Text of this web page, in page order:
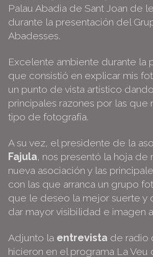
Palau Abadia de Sant Joan de
durante la presentación del
Abadesses.
Excelente ambiente durante la
que consistió en explicar mis
un punto de vista artístico
principales razones por las que
tipo de fotografía.
A su vez, el presidente de la
Fajula, nos presentó la hoja de
nueva asociación y las
con las que arranca un grupo
que le deseo la mejor suerte y
dar mayor visibilidad e imagen
Adjunto la entrevista de radio
hicieron en el programa La Veu